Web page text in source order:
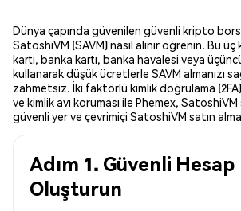
Dünya çapında güvenilen güvenli kripto
SatoshiVM (SAVM) nasıl alınır öğrenin. Bu üç
kartı, banka kartı, banka havalesi veya
kullanarak düşük ücretlerle SAVM almanızı
zahmetsiz. İki faktörlü kimlik doğrulama
ve kimlik avı koruması ile Phemex,
güvenli yer ve çevrimiçi SatoshiVM satın
Adım 1. Güvenli Hesap
Oluşturun